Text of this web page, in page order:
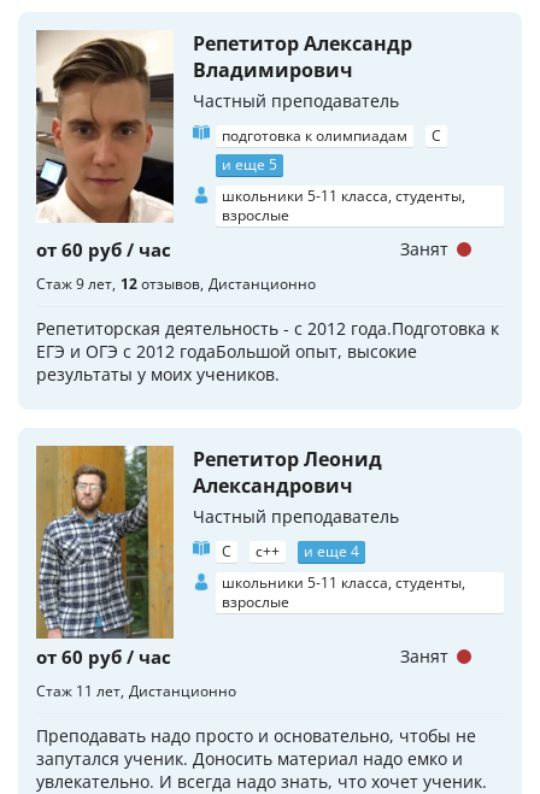
Репетитор Александр
Владимирович
Частный преподаватель
подготовка к олимпиадам
C
и еще 5
школьники 5-11 класса, студенты,
взрослые
от 60 руб / час
Стаж 9 лет 12отзывов Дистанционно
Репетиторская деятельность - с 2012 года.Подготовка к
ЕГЭ и ОГЭ с 2012 годаБольшой опыт, высокие
результаты у моих учеников.
Занят
Репетитор Леонид
Александрович
Частный преподаватель
C c++
и еще 4
школьники 5-11 класса, студенты,
взрослые
от 60 руб / час
Стаж 11 лет Дистанционно
Преподавать надо просто и основательно, чтобы не
запутался ученик. Доносить материал надо емко и
увлекательно. И всегда надо знать, что хочет ученик.
Занят